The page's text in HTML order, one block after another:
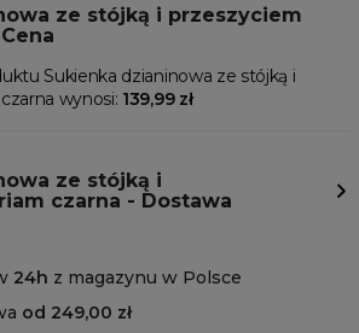
ze stójką i przeszyciem
Sukienka dzianinowa ze stójką i
wynosi: 139,99 zł
ze stójką i
czarna - Dostawa
24h z magazynu w Polsce
od 249,00 zł